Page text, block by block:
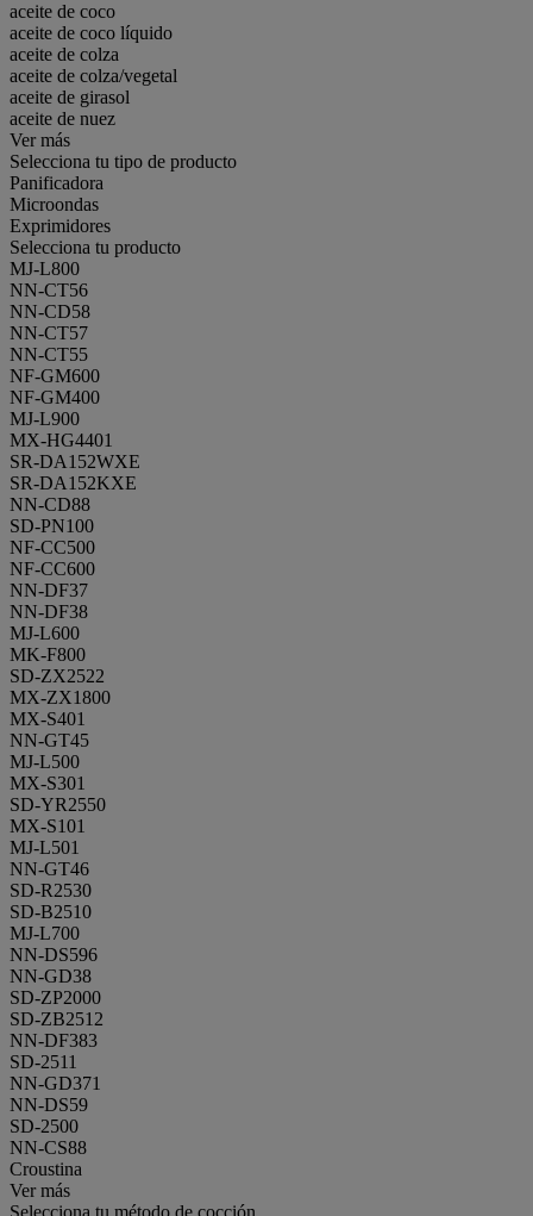
aceite de coco
aceite de coco líquido
aceite de colza
aceite de colza/vegetal
aceite de girasol
aceite de nuez
Ver más
Selecciona tu tipo de producto
Panificadora
Microondas
Exprimidores
Selecciona tu producto
MJ-L800
NN-CT56
NN-CD58
NN-CT57
NN-CT55
NF-GM600
NF-GM400
MJ-L900
MX-HG4401
SR-DA152WXE
SR-DA152KXE
NN-CD88
SD-PN100
NF-CC500
NF-CC600
NN-DF37
NN-DF38
MJ-L600
MK-F800
SD-ZX2522
MX-ZX1800
MX-S401
NN-GT45
MJ-L500
MX-S301
SD-YR2550
MX-S101
MJ-L501
NN-GT46
SD-R2530
SD-B2510
MJ-L700
NN-DS596
NN-GD38
SD-ZP2000
SD-ZB2512
NN-DF383
SD-2511
NN-GD371
NN-DS59
SD-2500
NN-CS88
Croustina
Ver más
Selecciona tu método de cocción